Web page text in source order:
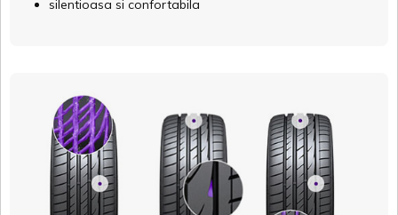
silentioasa si confortabila